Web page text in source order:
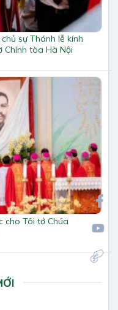
sự Thánh lễ kính
Chính tòa Hà Nội
cho Tôi tớ Chúa